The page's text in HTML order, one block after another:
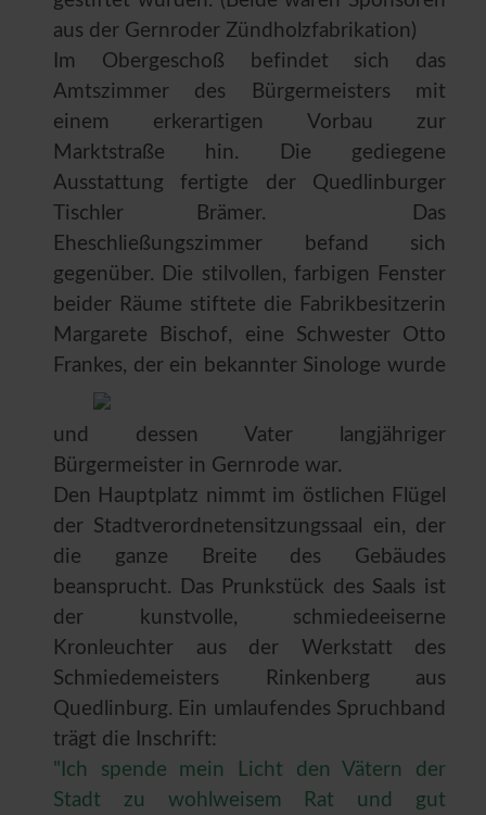
aus der Gernroder Zündholzfabrikation)
Im Obergeschoß befindet sich das
Amtszimmer des Bürgermeisters mit
einem erkerartigen Vorbau zur
Marktstraße hin. Die gediegene
Ausstattung fertigte der Quedlinburger
Tischler Brämer. Das
Eheschließungszimmer befand sich
gegenüber. Die stilvollen, farbigen Fenster
beider Räume stiftete die Fabrikbesitzerin
Margarete Bischof, eine Schwester Otto
Frankes, der ein bekannter Sinologe wurde
und dessen Vater langjähriger
Bürgermeister in Gernrode war.
Den Hauptplatz nimmt im östlichen Flügel
der Stadtverordnetensitzungssaal ein, der
die ganze Breite des Gebäudes
beansprucht. Das Prunkstück des Saals ist
der kunstvolle, schmiedeeiserne
Kronleuchter aus der Werkstatt des
Schmiedemeisters Rinkenberg aus
Quedlinburg. Ein umlaufendes Spruchband
trägt die Inschrift:
"Ich spende mein Licht den Vätern der
Stadt zu wohlweisem Rat und gut